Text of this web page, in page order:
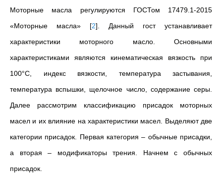
Моторные масла регулируются ГОСТом 17479.1-2015
«Моторные масла» [2] . Данный гост устанавливает
характеристики моторного масло. Основными
характеристиками являются кинематическая вязкость при
100°C, индекс вязкости, температура застывания,
температура вспышки, щелочное число, содержание серы.
Далее рассмотрим классификацию присадок моторных
масел и их влияние на характеристики масел. Выделяют две
категории присадок. Первая категория – обычные присадки,
а вторая – модификаторы трения. Начнем с обычных
присадок.